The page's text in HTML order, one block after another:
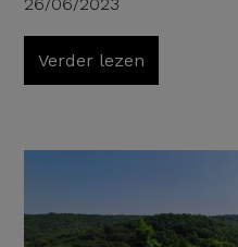
Verder lezen